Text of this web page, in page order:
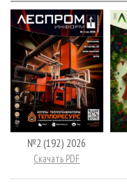
№2 (192) 2026
Скачать PDF